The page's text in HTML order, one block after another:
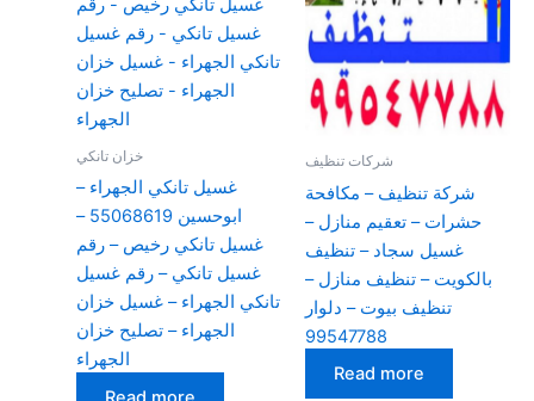
خزان تانكي
غسيل تانكي الجهراء –
ابوحسين 55068619 –
غسيل تانكي رخيص – رقم
غسيل تانكي – رقم غسيل
تانكي الجهراء – غسيل خزان
الجهراء – تصليح خزان
الجهراء
شركات تنظيف
شركة تنظيف – مكافحة
حشرات – تعقيم منازل –
غسيل سجاد – تنظيف
بالكويت – تنظيف منازل –
تنظيف بيوت – دلوار
99547788
Read more